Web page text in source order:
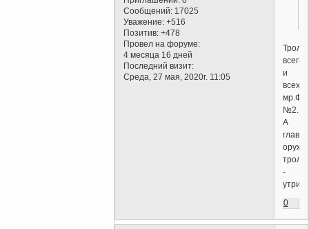
Сообщений: 17025
Уважение: +516
Позитив: +478
Провел на форуме:
4 месяца 16 дней
Последний визит:
Среда, 27 мая, 2020г. 11:05
всего
и
всех.
№2.
А
-
0